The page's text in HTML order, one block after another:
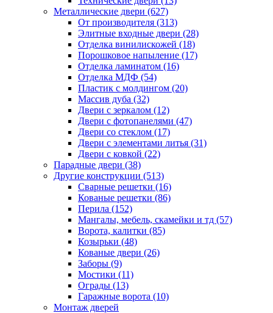
Металлические двери (627)
От производителя (313)
Элитные входные двери (28)
Отделка винилискожей (18)
Порошковое напыление (17)
Отделка ламинатом (16)
Отделка МДФ (54)
Пластик с молдингом (20)
Массив дуба (32)
Двери с зеркалом (12)
Двери с фотопанелями (47)
Двери со стеклом (17)
Двери с элементами литья (31)
Двери с ковкой (22)
Парадные двери (38)
Другие конструкции (513)
Сварные решетки (16)
Кованые решетки (86)
Перила (152)
Мангалы, мебель, скамейки и тд (57)
Ворота, калитки (85)
Козырьки (48)
Кованые двери (26)
Заборы (9)
Мостики (11)
Ограды (13)
Гаражные ворота (10)
Монтаж дверей